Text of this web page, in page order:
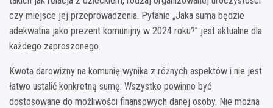
czy miejsce jej przeprowadzenia. Pytanie „Jaka suma będzie
adekwatna jako prezent komunijny w 2024 roku?” jest aktualne dla
każdego zaproszonego.
Kwota darowizny na komunię wynika z różnych aspektów i nie jest
łatwo ustalić konkretną sumę. Wszystko powinno być
dostosowane do możliwości finansowych danej osoby. Nie można